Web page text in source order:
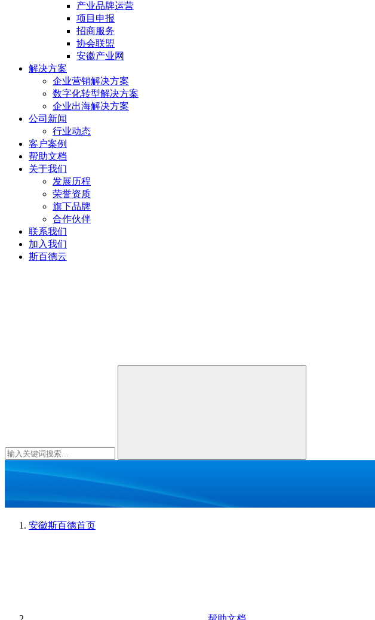
产业品牌运营
项目申报
招商服务
协会联盟
安徽产业网
解决方案
企业营销解决方案
数字化转型解决方案
企业出海解决方案
公司新闻
行业动态
客户案例
帮助文档
关于我们
发展历程
荣誉资质
旗下品牌
合作伙伴
联系我们
加入我们
斯百德云
安徽斯百德首页